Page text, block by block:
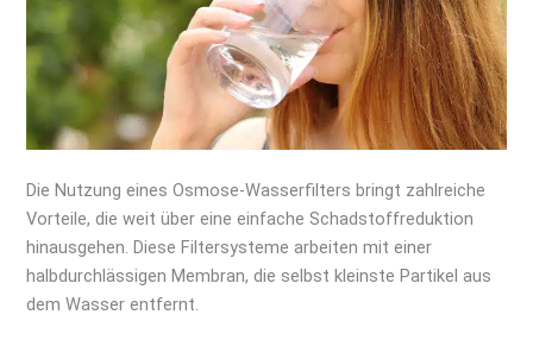
Die Nutzung eines Osmose-Wasserfilters bringt zahlreiche
Vorteile, die weit über eine einfache Schadstoffreduktion
hinausgehen. Diese Filtersysteme arbeiten mit einer
halbdurchlässigen Membran, die selbst kleinste Partikel aus
dem Wasser entfernt.